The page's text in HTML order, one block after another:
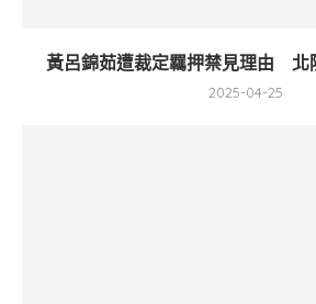
黃呂錦茹遭裁定羈押禁見理由 北
2025-04-25